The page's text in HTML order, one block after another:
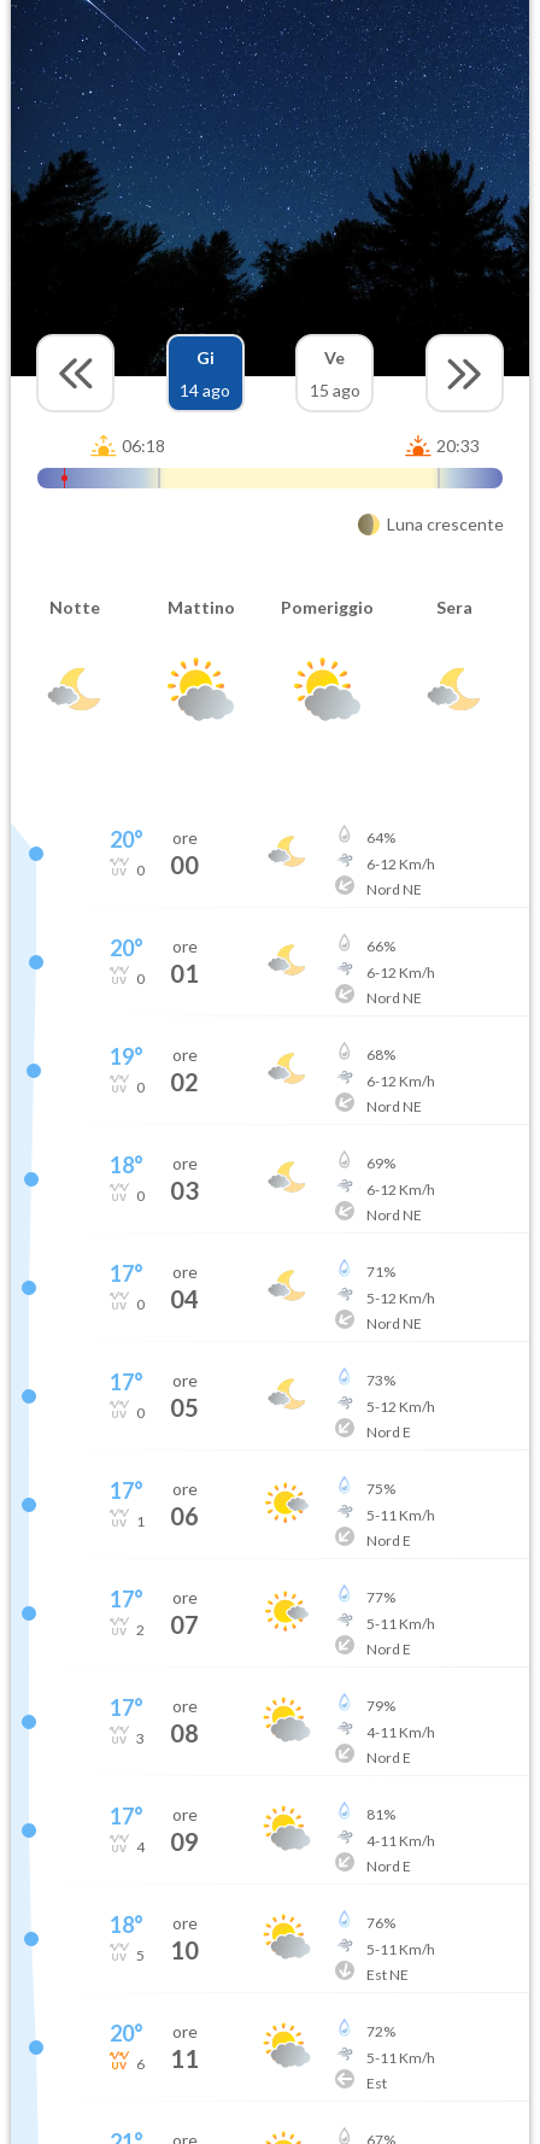
Gi
14 ago
Ve
15 ago
06:18 20:33
Luna crescente
Notte Mattino Pomeriggio Sera
20°
0
ore
00
64%
6-12 Km/h
Nord NE
20°
0
ore
01
66%
6-12 Km/h
Nord NE
19°
0
ore
02
68%
6-12 Km/h
Nord NE
18°
0
ore
03
69%
6-12 Km/h
Nord NE
17°
0
ore
04
71%
5-12 Km/h
Nord NE
17°
0
ore
05
73%
5-12 Km/h
Nord E
17°
1
ore
06
75%
5-11 Km/h
Nord E
17°
2
ore
07
77%
5-11 Km/h
Nord E
17°
3
ore
08
79%
4-11 Km/h
Nord E
17°
4
ore
09
81%
4-11 Km/h
Nord E
18°
5
ore
10
76%
5-11 Km/h
Est NE
20°
6
ore
11
72%
5-11 Km/h
Est
ore 67%